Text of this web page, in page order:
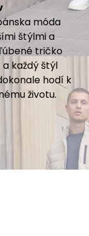
móda
štýlmi a
tričko
každý štýl
hodí k
životu.